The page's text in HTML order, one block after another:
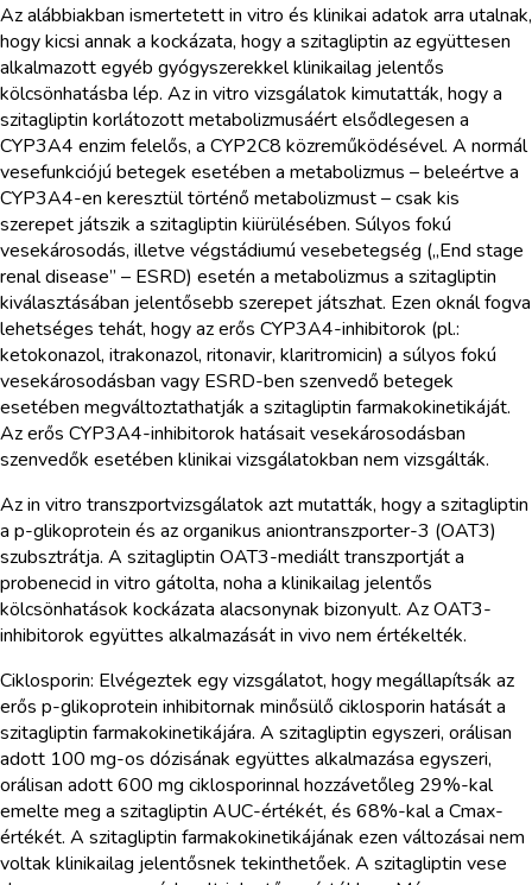
Az alábbiakban ismertetett in vitro és klinikai adatok arra utalnak,
hogy kicsi annak a kockázata, hogy a szitagliptin az együttesen
alkalmazott egyéb gyógyszerekkel klinikailag jelentős
kölcsönhatásba lép. Az in vitro vizsgálatok kimutatták, hogy a
szitagliptin korlátozott metabolizmusáért elsődlegesen a
CYP3A4 enzim felelős, a CYP2C8 közreműködésével. A normál
vesefunkciójú betegek esetében a metabolizmus – beleértve a
CYP3A4-en keresztül történő metabolizmust – csak kis
szerepet játszik a szitagliptin kiürülésében. Súlyos fokú
vesekárosodás, illetve végstádiumú vesebetegség („End stage
renal disease” – ESRD) esetén a metabolizmus a szitagliptin
kiválasztásában jelentősebb szerepet játszhat. Ezen oknál fogva
lehetséges tehát, hogy az erős CYP3A4-inhibitorok (pl.:
ketokonazol, itrakonazol, ritonavir, klaritromicin) a súlyos fokú
vesekárosodásban vagy ESRD-ben szenvedő betegek
esetében megváltoztathatják a szitagliptin farmakokinetikáját.
Az erős CYP3A4-inhibitorok hatásait vesekárosodásban
szenvedők esetében klinikai vizsgálatokban nem vizsgálták.
Az in vitro transzportvizsgálatok azt mutatták, hogy a szitagliptin
a p-glikoprotein és az organikus aniontranszporter-3 (OAT3)
szubsztrátja. A szitagliptin OAT3-mediált transzportját a
probenecid in vitro gátolta, noha a klinikailag jelentős
kölcsönhatások kockázata alacsonynak bizonyult. Az OAT3-
inhibitorok együttes alkalmazását in vivo nem értékelték.
Ciklosporin: Elvégeztek egy vizsgálatot, hogy megállapítsák az
erős p-glikoprotein inhibitornak minősülő ciklosporin hatását a
szitagliptin farmakokinetikájára. A szitagliptin egyszeri, orálisan
adott 100 mg-os dózisának együttes alkalmazása egyszeri,
orálisan adott 600 mg ciklosporinnal hozzávetőleg 29%-kal
emelte meg a szitagliptin AUC-értékét, és 68%-kal a Cmax-
értékét. A szitagliptin farmakokinetikájának ezen változásai nem
voltak klinikailag jelentősnek tekinthetőek. A szitagliptin vese